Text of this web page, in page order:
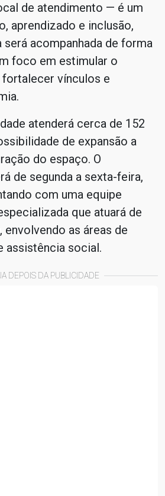
de atendimento — é um
aprendizado e inclusão,
será acompanhada de forma
foco em estimular o
vínculos e
atenderá cerca de 152
de expansão a
do espaço. O
de segunda a sexta-feira,
com uma equipe
que atuará de
envolvendo as áreas de
assistência social.
DEPOIS DA PUBLICIDADE